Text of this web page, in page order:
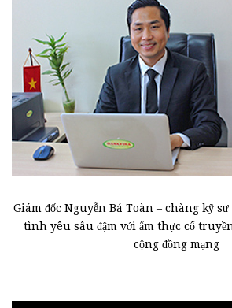
Giám đốc Nguyễn Bá Toàn – chàng kỹ
tình yêu sâu đậm với ẩm thực cổ
cộng đồng mạng